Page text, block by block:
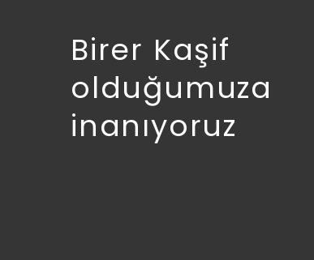
Birer Kaşif
olduğumuza
inanıyoruz